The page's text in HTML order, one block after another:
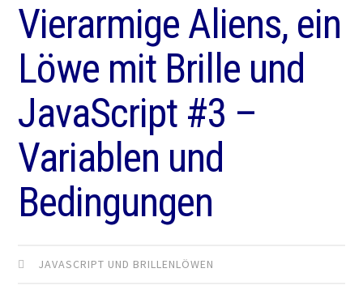
Vierarmige Aliens, ein
Löwe mit Brille und
JavaScript #3 –
Variablen und
Bedingungen
JAVASCRIPT UND BRILLENLÖWEN